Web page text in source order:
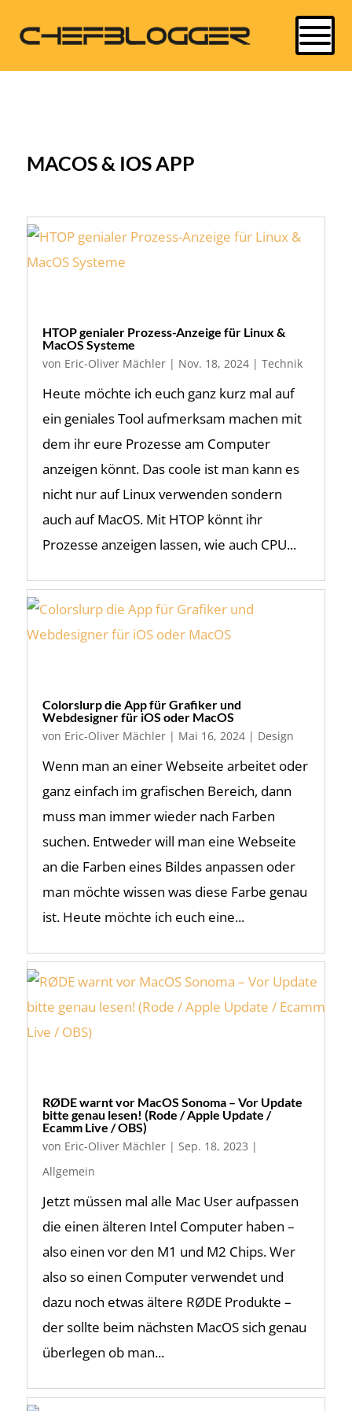
MACOS & IOS APP
HTOP genialer Prozess-Anzeige für Linux &
MacOS Systeme
von Eric-Oliver Mächler| Nov. 18, 2024| Technik
Heute möchte ich euch ganz kurz mal auf
ein geniales Tool aufmerksam machen mit
dem ihr eure Prozesse am Computer
anzeigen könnt. Das coole ist man kann es
nicht nur auf Linux verwenden sondern
auch auf MacOS. Mit HTOP könnt ihr
Prozesse anzeigen lassen, wie auch CPU...
Colorslurp die App für Grafiker und
Webdesigner für iOS oder MacOS
von Eric-Oliver Mächler| Mai 16, 2024| Design
Wenn man an einer Webseite arbeitet oder
ganz einfach im grafischen Bereich, dann
muss man immer wieder nach Farben
suchen. Entweder will man eine Webseite
an die Farben eines Bildes anpassen oder
man möchte wissen was diese Farbe genau
ist. Heute möchte ich euch eine...
RØDE warnt vor MacOS Sonoma – Vor Update
bitte genau lesen! (Rode / Apple Update /
Ecamm Live / OBS)
von Eric-Oliver Mächler| Sep. 18, 2023 |
Allgemein
Jetzt müssen mal alle Mac User aufpassen
die einen älteren Intel Computer haben –
also einen vor den M1 und M2 Chips. Wer
also so einen Computer verwendet und
dazu noch etwas ältere RØDE Produkte –
der sollte beim nächsten MacOS sich genau
überlegen ob man...